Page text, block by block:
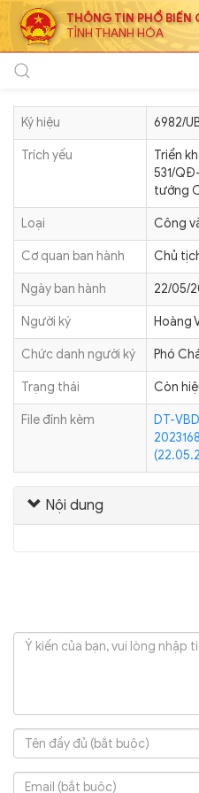
THÔNG TIN PHỔ BIẾN
TỈNH THANH HÓA
Ký hiệu 6982/
Trích yếu
Triển
531/
tướng
Loại Công
Cơ quan ban hành Chủ
Ngày ban hành 22/05/
Người ký Hoàng
Chức danh người ký Phó
Trạng thái Còn
File đính kèm
DT-
Nội dung